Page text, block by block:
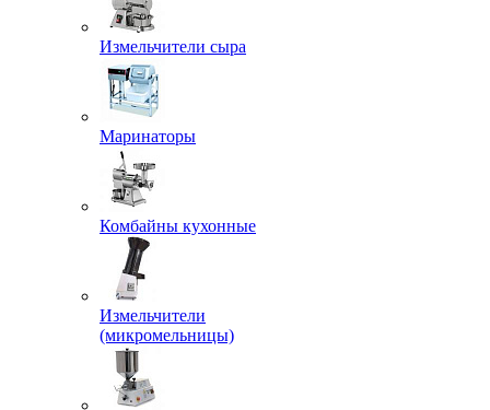
Измельчители сыра
Маринаторы
Комбайны кухонные
Измельчители
(микромельницы)